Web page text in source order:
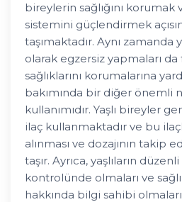
bireylerin sağlığını korumak
sistemini güçlendirmek
taşımaktadır. Aynı zamanda
olarak egzersiz yapmaları
sağlıklarını korumalarına
bakımında bir diğer önemli
kullanımıdır. Yaşlı bireyler
ilaç kullanmaktadır ve bu
alınması ve dozajının takip
taşır. Ayrıca, yaşlıların
kontrolünde olmaları ve
hakkında bilgi sahibi